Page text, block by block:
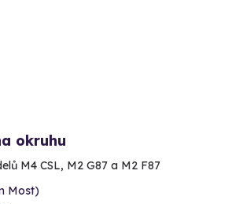
okruhu
M4 CSL, M2 G87 a M2 F87
Most)